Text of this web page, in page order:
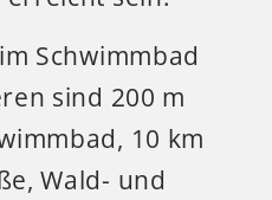
Schwimmbad
sind 200 m
10 km
Wald- und